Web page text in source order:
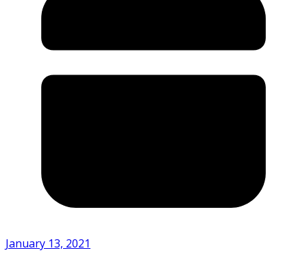
January 13, 2021